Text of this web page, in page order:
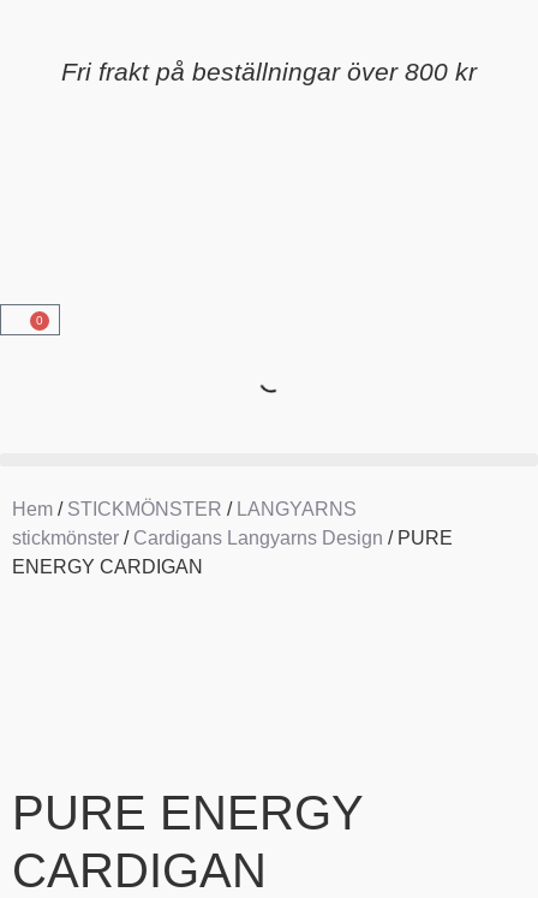
Fri frakt på beställningar över 800 kr
0
Hem / STICKMÖNSTER / LANGYARNS
stickmönster / Cardigans Langyarns Design / PURE
ENERGY CARDIGAN
PURE ENERGY
CARDIGAN